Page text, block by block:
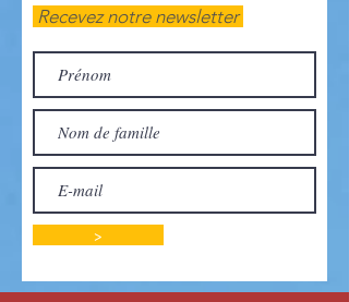
Recevez notre newsletter
>